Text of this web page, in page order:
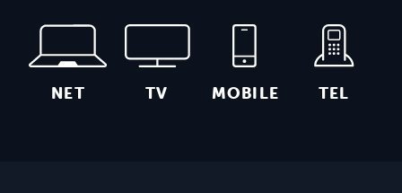
NET TV MOBILE TEL